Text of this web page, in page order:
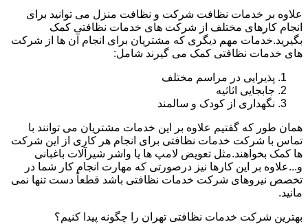
علاوه بر خدمات نظافت شرکت و نظافت منزل می توانید برای
انجام کارهای مختلف از شرکت های خدمات نظافتی کمک
بگیرید.خدمات مهم دیگری که مشتریان برای انجام آن ها از شرکت
های خدمات نظافتی کمک می گیرند شامل:
پذیرایی در مراسم مختلف
جابجایی اثاثیه
نگهداری از کودک و سالمند
همان طور که گفتیم علاوه بر این خدمات مشتریان می توانند با
تماس با شرکت خدمات نظافتی برای انجام هر کاری از این شرکت
ها کمک بخواهند.مثل تعویض لامپ ها یا واشر شیرآلات باغبانی
و...علاوه بر این کارها نیز درصورتی که مهارت انجام کار شما در
تخصص نیروهای شرکت خدمات نظافتی باشد قطعاً دست تنها نمی
مانید.
بهترین شرکت خدمات نظافتی تهران را چگونه پیدا کنیم؟